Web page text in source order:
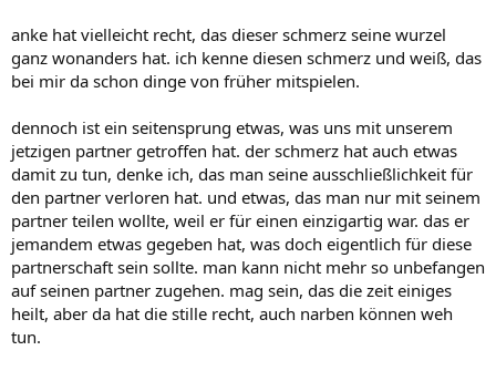
anke hat vielleicht recht, das dieser schmerz seine wurzel
ganz wonanders hat. ich kenne diesen schmerz und weiß, das
bei mir da schon dinge von früher mitspielen.
dennoch ist ein seitensprung etwas, was uns mit unserem
jetzigen partner getroffen hat. der schmerz hat auch etwas
damit zu tun, denke ich, das man seine ausschließlichkeit für
den partner verloren hat. und etwas, das man nur mit seinem
partner teilen wollte, weil er für einen einzigartig war. das er
jemandem etwas gegeben hat, was doch eigentlich für diese
partnerschaft sein sollte. man kann nicht mehr so unbefangen
auf seinen partner zugehen. mag sein, das die zeit einiges
heilt, aber da hat die stille recht, auch narben können weh
tun.